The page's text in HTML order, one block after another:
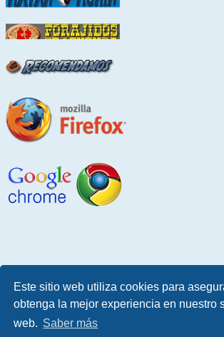
Este sitio web utiliza cookies para
obtenga la mejor experiencia en nuestro
web. Saber más